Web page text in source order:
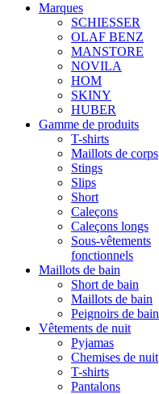
Marques
SCHIESSER
OLAF BENZ
MANSTORE
NOVILA
HOM
SKINY
HUBER
Gamme de produits
T-shirts
Maillots de corps
Stings
Slips
Short
Caleçons
Caleçons longs
Sous-vêtements
fonctionnels
Maillots de bain
Short de bain
Maillots de bain
Peignoirs de bain
Vêtements de nuit
Pyjamas
Chemises de nuit
T-shirts
Pantalons